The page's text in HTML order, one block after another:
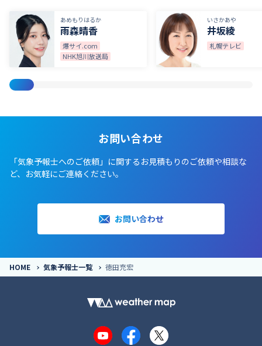
あめもりはるか
雨森晴香
爆サイ.com
NHK旭川放送局
いさかあや
井坂綾
札幌テレビ
お問い合わせ
「気象予報士へのご依頼」に関するお見積もりのご依頼や相談な
ど、お気軽にご連絡ください。
お問い合わせ
HOME 気象予報士一覧 徳田充宏
YouTubeFacebook
X